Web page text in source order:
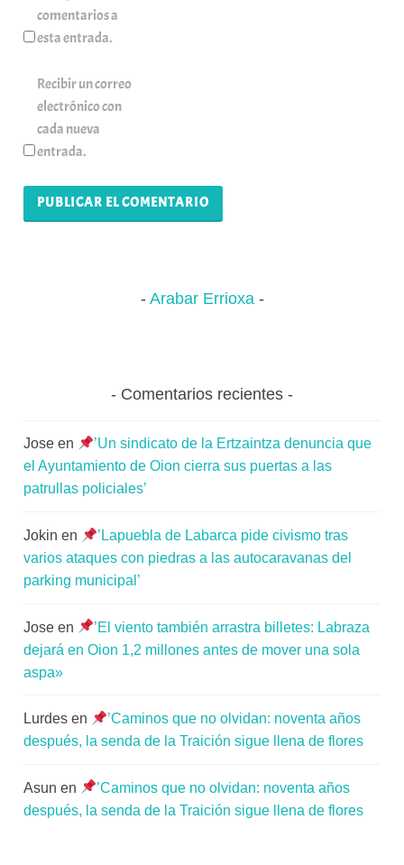
comentarios a
esta entrada.
Recibir un correo
electrónico con
cada nueva
entrada.
Arabar Errioxa
Comentarios recientes
Jose en
’Un sindicato de la Ertzaintza denuncia que
el Ayuntamiento de Oion cierra sus puertas a las
patrullas policiales’
Jokin en
’Lapuebla de Labarca pide civismo tras
varios ataques con piedras a las autocaravanas del
parking municipal’
Jose en
’El viento también arrastra billetes: Labraza
dejará en Oion 1,2 millones antes de mover una sola
aspa»
Lurdes en
’Caminos que no olvidan: noventa años
después, la senda de la Traición sigue llena de flores
Asun en
’Caminos que no olvidan: noventa años
después, la senda de la Traición sigue llena de flores